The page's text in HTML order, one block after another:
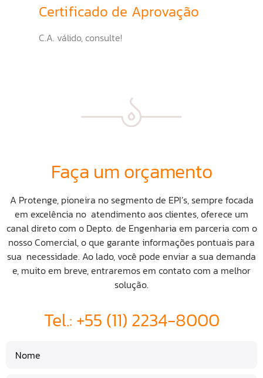
Certificado de Aprovação
C.A. válido, consulte!
Faça um orçamento
A Protenge, pioneira no segmento de EPI’s, sempre focada
em excelência no atendimento aos clientes, oferece um
canal direto com o Depto. de Engenharia em parceria com o
nosso Comercial, o que garante informações pontuais para
sua necessidade. Ao lado, você pode enviar a sua demanda
e, muito em breve, entraremos em contato com a melhor
solução.
Tel.: +55 (11) 2234-8000